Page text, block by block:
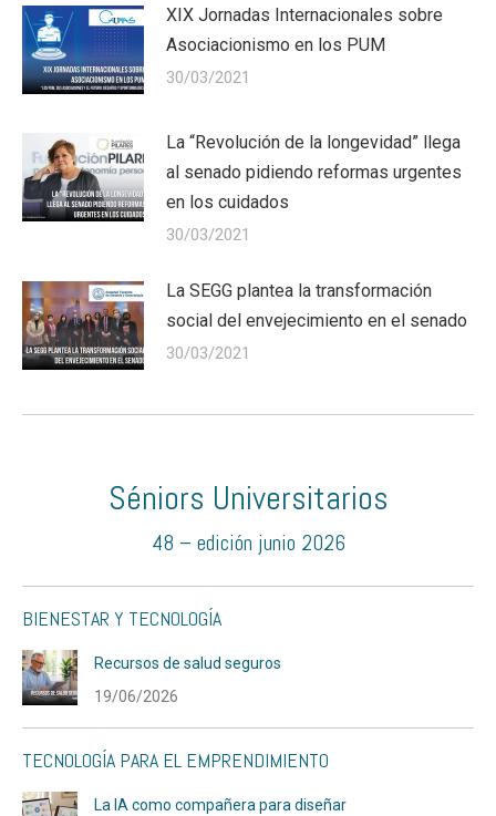
XIX Jornadas Internacionales sobre
Asociacionismo en los PUM
30/03/2021
La “Revolución de la longevidad” llega
al senado pidiendo reformas urgentes
en los cuidados
30/03/2021
La SEGG plantea la transformación
social del envejecimiento en el senado
30/03/2021
Séniors Universitarios
48 – edición junio 2026
BIENESTAR Y TECNOLOGÍA
Recursos de salud seguros
19/06/2026
TECNOLOGÍA PARA EL EMPRENDIMIENTO
La IA como compañera para diseñar